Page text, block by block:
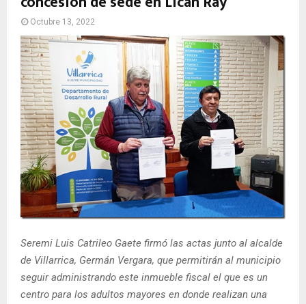
A
R
Y
M
E
N
U
Octubre 13, 2022
Seremi Luis Catrileo Gaete firmó las actas junto al alcalde
de Villarrica, Germán Vergara, que permitirán al municipio
seguir administrando este inmueble fiscal el que es un
centro para los adultos mayores en donde realizan una